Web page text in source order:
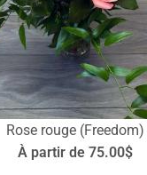
Rose rouge (Freedom)
À partir de 75.00$